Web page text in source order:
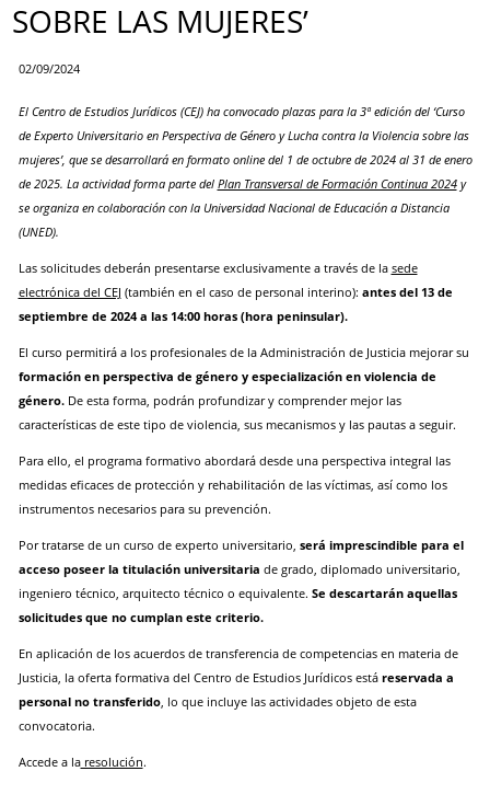
SOBRE LAS MUJERES’
02/09/2024
El Centro de Estudios Jurídicos (CEJ) ha convocado plazas para la 3ª edición del ‘Curso
de Experto Universitario en Perspectiva de Género y Lucha contra la Violencia sobre las
mujeres’, que se desarrollará en formato online del 1 de octubre de 2024 al 31 de enero
de 2025. La actividad forma parte del Plan Transversal de Formación Continua 2024y
se organiza en colaboración con la Universidad Nacional de Educación a Distancia
(UNED).
Las solicitudes deberán presentarse exclusivamente a través de la sede
electrónica del CEJ (también en el caso de personal interino): antes del 13 de
septiembre de 2024 a las 14:00 horas (hora peninsular).
El curso permitirá a los profesionales de la Administración de Justicia mejorar su
formación en perspectiva de género y especialización en violencia de
género.De esta forma, podrán profundizar y comprender mejor las
características de este tipo de violencia, sus mecanismos y las pautas a seguir.
Para ello, el programa formativo abordará desde una perspectiva integral las
medidas eficaces de protección y rehabilitación de las víctimas, así como los
instrumentos necesarios para su prevención.
Por tratarse de un curso de experto universitario, será imprescindible para el
acceso poseer la titulación universitaria de grado, diplomado universitario,
ingeniero técnico, arquitecto técnico o equivalente. Se descartarán aquellas
solicitudes que no cumplan este criterio.
En aplicación de los acuerdos de transferencia de competencias en materia de
Justicia, la oferta formativa del Centro de Estudios Jurídicos estáreservada a
personal no transferido, lo que incluye las actividades objeto de esta
convocatoria.
Accede a laresolución.